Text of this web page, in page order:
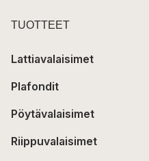
TUOTTEET
Lattiavalaisimet
Plafondit
Pöytävalaisimet
Riippuvalaisimet